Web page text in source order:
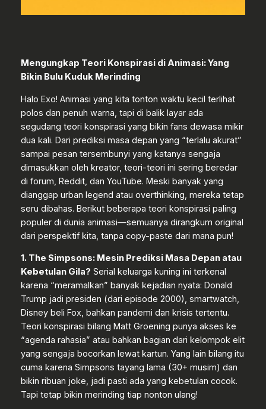
Mengungkap Teori Konspirasi di Animasi: Yang
Bikin Bulu Kuduk Merinding
Halo Exo! Animasi yang kita tonton waktu kecil terlihat
polos dan penuh warna, tapi di balik layar ada
segudang teori konspirasi yang bikin fans dewasa mikir
dua kali. Dari prediksi masa depan yang “terlalu akurat”
sampai pesan tersembunyi yang katanya sengaja
dimasukkan oleh kreator, teori-teori ini sering beredar
di forum, Reddit, dan YouTube. Meski banyak yang
dianggap urban legend atau overthinking, mereka tetap
seru dibahas. Berikut beberapa teori konspirasi paling
populer di dunia animasi—semuanya dirangkum original
dari perspektif kita, tanpa copy-paste dari mana pun!
1. The Simpsons: Mesin Prediksi Masa Depan atau
Kebetulan Gila? Serial keluarga kuning ini terkenal
karena “meramalkan” banyak kejadian nyata: Donald
Trump jadi presiden (dari episode 2000), smartwatch,
Disney beli Fox, bahkan pandemi dan krisis tertentu.
Teori konspirasi bilang Matt Groening punya akses ke
“agenda rahasia” atau bahkan bagian dari kelompok elit
yang sengaja bocorkan lewat kartun. Yang lain bilang itu
cuma karena Simpsons tayang lama (30+ musim) dan
bikin ribuan joke, jadi pasti ada yang kebetulan cocok.
Tapi tetap bikin merinding tiap nonton ulang!